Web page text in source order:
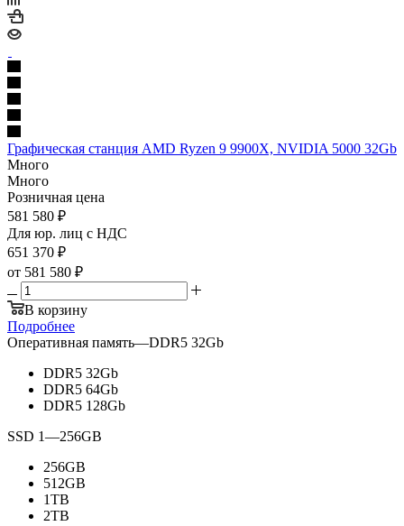
Графическая станция AMD Ryzen 9 9900X, NVIDIA 5000 32Gb
Много
Много
Розничная цена
581 580 ₽
Для юр. лиц c НДС
651 370 ₽
от 581 580 ₽
В корзину
Подробнее
Оперативная память—DDR5 32Gb
DDR5 32Gb
DDR5 64Gb
DDR5 128Gb
SSD 1—256GB
256GB
512GB
1TB
2TB